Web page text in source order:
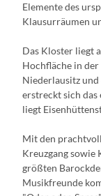
Elemente des
Klausurräumen
Das Kloster liegt
Hochfläche in
Niederlausitz
erstreckt sich das
liegt
Mit den
Kreuzgang sowie
größten
Musikfreunde